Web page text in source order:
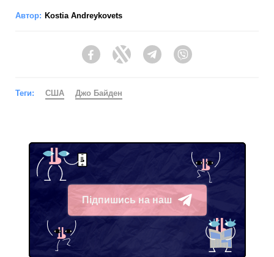
Автор: Kostia Andreykovets
FacebookTwitter Telegram
Теги: США Джо Байден
Підпишись на наш
Telegram